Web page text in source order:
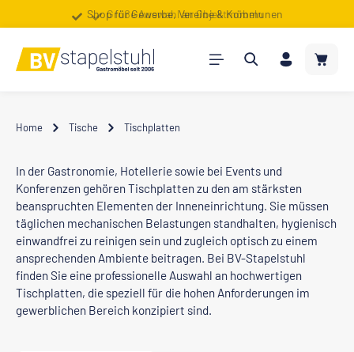
Zum Hauptinhalt springenGroße Auswahl an Objektmöbeln
Shop für Gewerbe, Vereine & Kommunen
Home Tische Tischplatten
In der Gastronomie, Hotellerie sowie bei Events und
Konferenzen gehören Tischplatten zu den am stärksten
beanspruchten Elementen der Inneneinrichtung. Sie müssen
täglichen mechanischen Belastungen standhalten, hygienisch
einwandfrei zu reinigen sein und zugleich optisch zu einem
ansprechenden Ambiente beitragen. Bei BV-Stapelstuhl
finden Sie eine professionelle Auswahl an hochwertigen
Tischplatten, die speziell für die hohen Anforderungen im
gewerblichen Bereich konzipiert sind.